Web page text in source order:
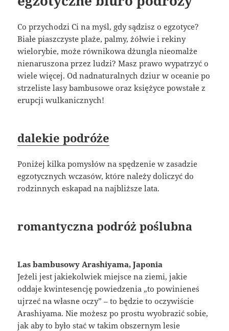
Co przychodzi Ci na myśl, gdy sądzisz o egzotyce?
Białe piaszczyste plaże, palmy, żółwie i rekiny
wielorybie, może równikowa dżungla nieomalże
nienaruszona przez ludzi? Masz prawo wypatrzyć o
wiele więcej. Od nadnaturalnych dziur w oceanie po
strzeliste lasy bambusowe oraz księżyce powstałe z
erupcji wulkanicznych!
dalekie podróże
Poniżej kilka pomysłów na spędzenie w zasadzie
egzotycznych wczasów, które należy doliczyć do
rodzinnych eskapad na najbliższe lata.
romantyczna podróż poślubna
Las bambusowy Arashiyama, Japonia
Jeżeli jest jakiekolwiek miejsce na ziemi, jakie
oddaje kwintesencję powiedzenia „to powinieneś
ujrzeć na własne oczy” – to będzie to oczywiście
Arashiyama. Nie możesz po prostu wyobrazić sobie,
jak aby to było stać w takim obszernym lesie